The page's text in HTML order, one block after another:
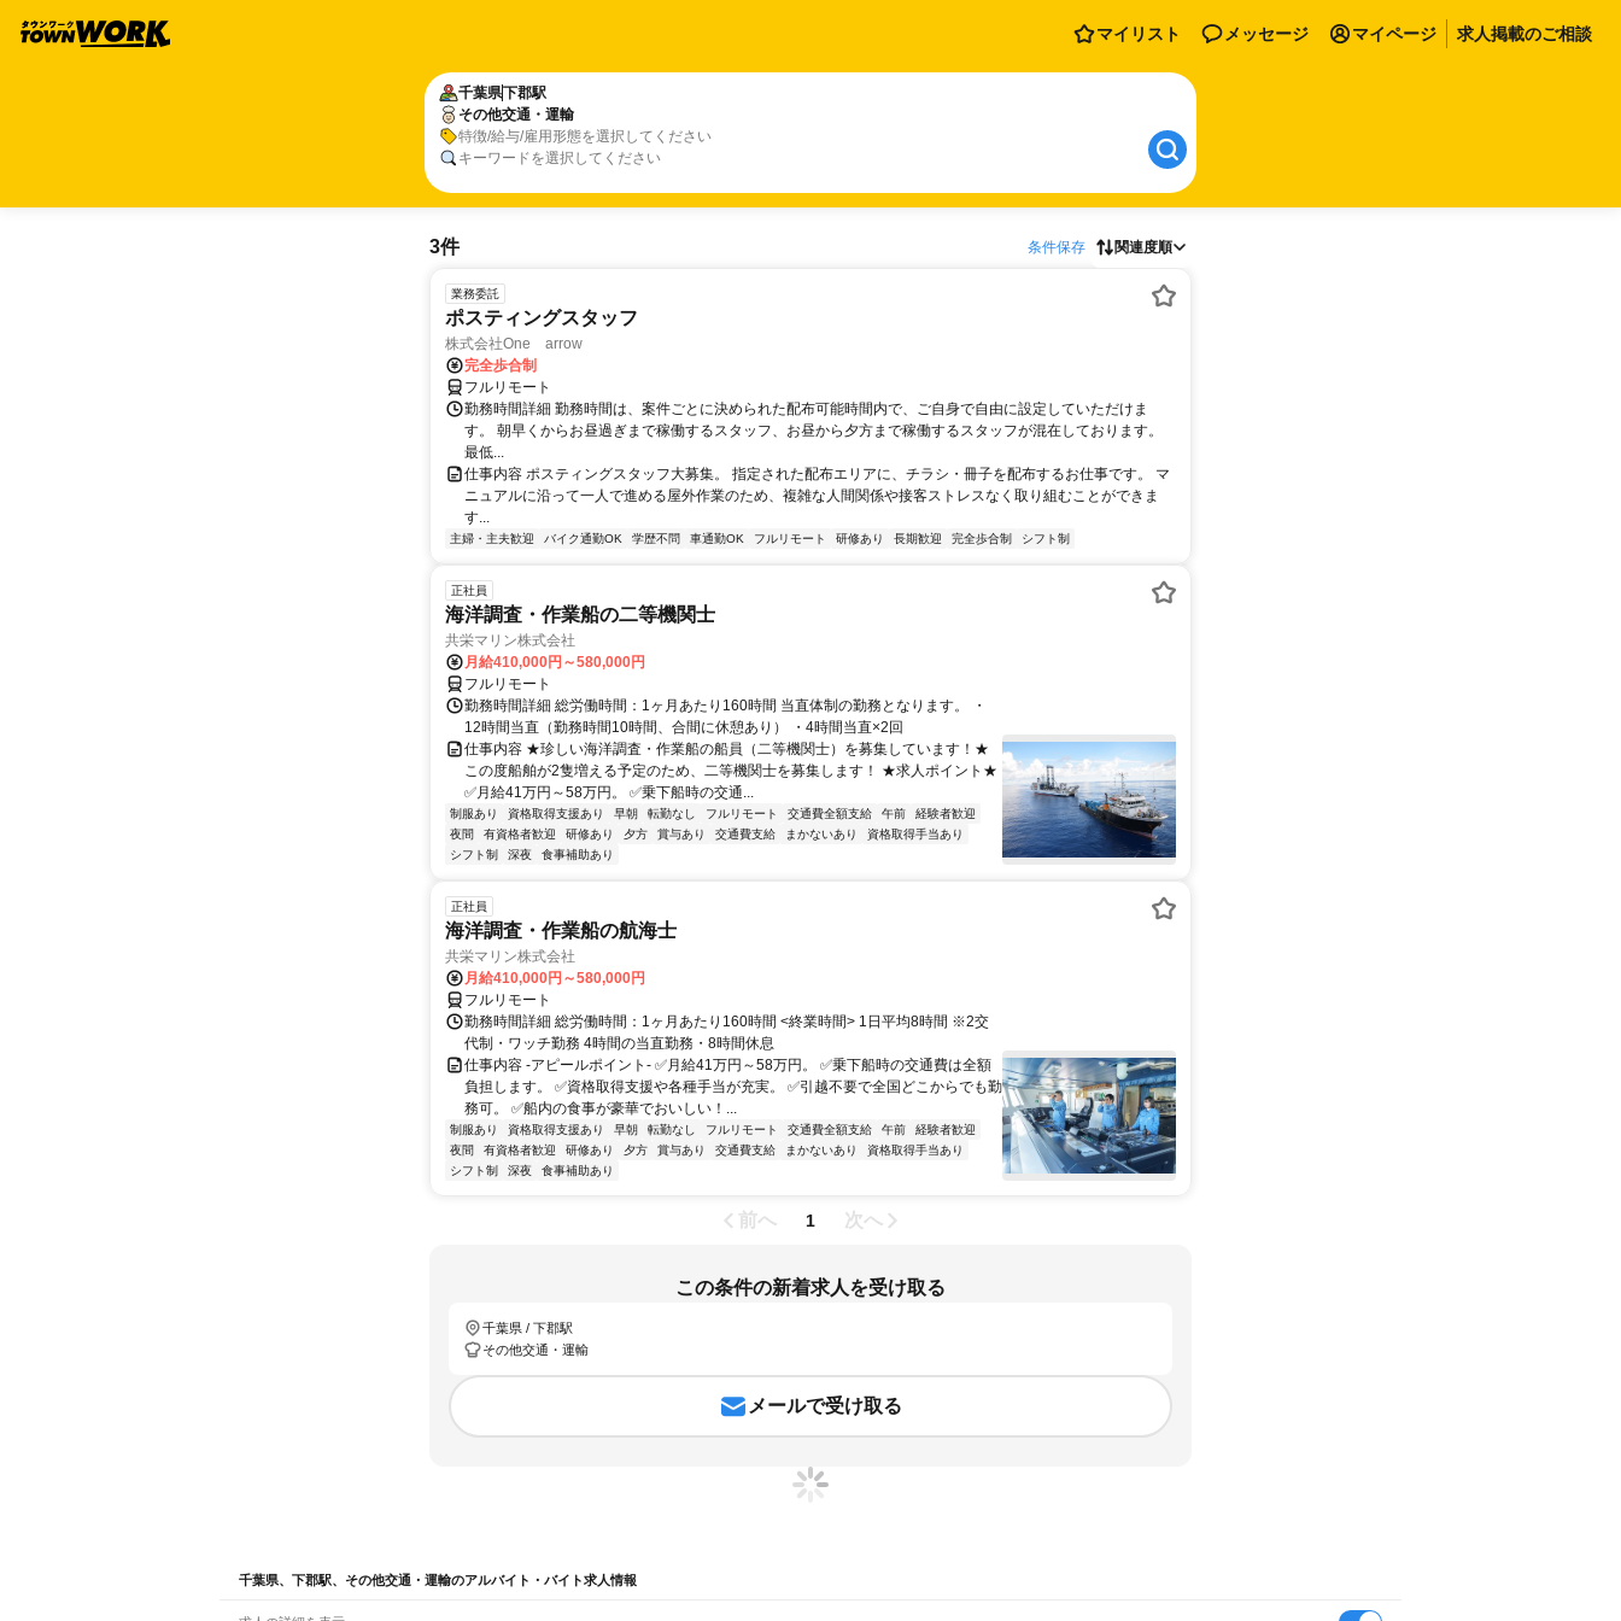
マイリスト メッセージ マイページ 求人掲載のご相談
千葉県下郡駅
その他交通・運輸
特徴/給与/雇用形態を選択してください
キーワードを選択してください
3件 条件保存 関連度順
業務委託
ポスティングスタッフ
株式会社One arrow
完全歩合制
フルリモート
勤務時間詳細 勤務時間は、案件ごとに決められた配布可能時間内で、ご自身で自由に設定していただけま
す。 朝早くからお昼過ぎまで稼働するスタッフ、お昼から夕方まで稼働するスタッフが混在しております。
最低...
仕事内容 ポスティングスタッフ大募集。 指定された配布エリアに、チラシ・冊子を配布するお仕事です。 マ
ニュアルに沿って一人で進める屋外作業のため、複雑な人間関係や接客ストレスなく取り組むことができま
す...
主婦・主夫歓迎 バイク通勤OK 学歴不問 車通勤OK フルリモート 研修あり 長期歓迎 完全歩合制 シフト制
正社員
海洋調査・作業船の二等機関士
共栄マリン株式会社
月給410,000円～580,000円
フルリモート
勤務時間詳細 総労働時間：1ヶ月あたり160時間 当直体制の勤務となります。 ・
12時間当直（勤務時間10時間、合間に休憩あり） ・4時間当直×2回
仕事内容 ★珍しい海洋調査・作業船の船員（二等機関士）を募集しています！★
この度船舶が2隻増える予定のため、二等機関士を募集します！ ★求人ポイント★
✅月給41万円～58万円。 ✅乗下船時の交通...
制服あり 資格取得支援あり 早朝 転勤なし フルリモート 交通費全額支給 午前
経験者歓迎
夜間
有資格者歓迎 研修あり 夕方 賞与あり 交通費支給 まかないあり
資格取得手当あり
シフト制
深夜 食事補助あり
正社員
海洋調査・作業船の航海士
共栄マリン株式会社
月給410,000円～580,000円
フルリモート
勤務時間詳細 総労働時間：1ヶ月あたり160時間 <終業時間> 1日平均8時間 ※2交
代制・ワッチ勤務 4時間の当直勤務・8時間休息
仕事内容 -アピールポイント- ✅月給41万円～58万円。 ✅乗下船時の交通費は全額
負担します。 ✅資格取得支援や各種手当が充実。 ✅引越不要で全国どこからでも勤
務可。 ✅船内の食事が豪華でおいしい！...
制服あり 資格取得支援あり 早朝 転勤なし フルリモート 交通費全額支給 午前
経験者歓迎
夜間
有資格者歓迎 研修あり 夕方 賞与あり 交通費支給 まかないあり
資格取得手当あり
シフト制
深夜 食事補助あり
前へ 1 次へ
この条件の新着求人を受け取る
千葉県 / 下郡駅
その他交通・運輸
メールで受け取る
千葉県、下郡駅、その他交通・運輸のアルバイト・バイト求人情報